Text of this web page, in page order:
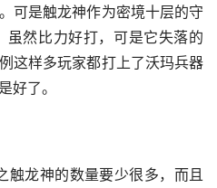
可是触龙神作为密境十层的守
然比力好打，可是它失落的
这样多玩家都打上了沃玛兵器
好了。